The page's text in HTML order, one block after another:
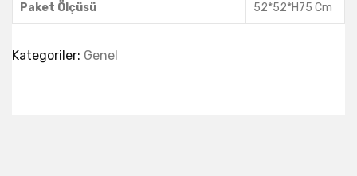
Paket Ölçüsü 52*52*H75 Cm
Kategoriler: Genel